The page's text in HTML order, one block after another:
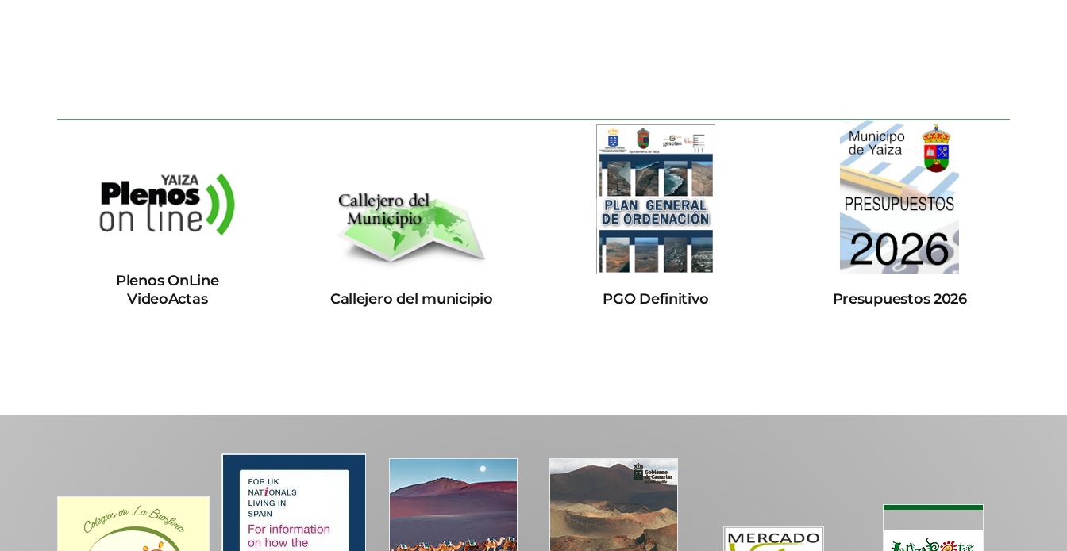
Plenos OnLine
VideoActas
Callejero del municipio PGO Definitivo Presupuestos 2026